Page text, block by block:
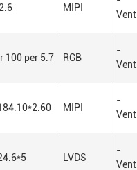
MIPI
100 per 5.7 RGB
-
MIPI
-
LVDS
-